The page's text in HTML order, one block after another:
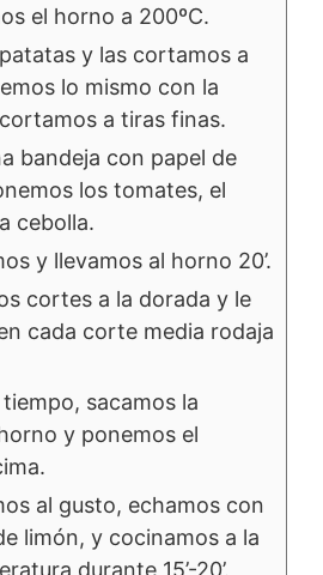
el horno a 200ºC.
y las cortamos a
lo mismo con la
a tiras finas.
bandeja con papel de
los tomates, el
cebolla.
y llevamos al horno 20’.
cortes a la dorada y le
cada corte media rodaja
sacamos la
y ponemos el
al gusto, echamos con
limón, y cocinamos a la
durante 15’-20’.